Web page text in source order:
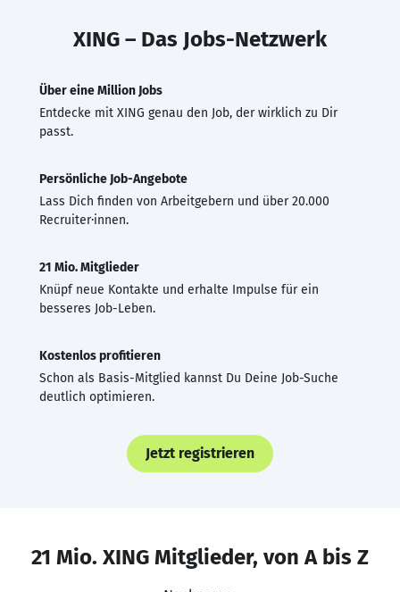
XING – Das Jobs-Netzwerk
Über eine Million Jobs
Entdecke mit XING genau den Job, der wirklich zu Dir
passt.
Persönliche Job-Angebote
Lass Dich finden von Arbeitgebern und über 20.000
Recruiter·innen.
21 Mio. Mitglieder
Knüpf neue Kontakte und erhalte Impulse für ein
besseres Job-Leben.
Kostenlos profitieren
Schon als Basis-Mitglied kannst Du Deine Job-Suche
deutlich optimieren.
Jetzt registrieren
21 Mio. XING Mitglieder, von A bis Z